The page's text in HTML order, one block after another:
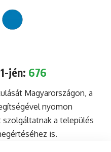
jén: 676
Magyarországon, a
nyomon
a település
is.